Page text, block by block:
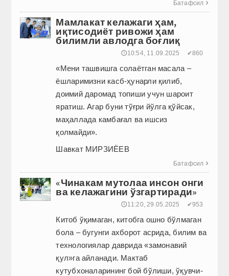
Батафсил 
Мамлакат келажаги ҳам,
иқтисодиёт ривожи ҳам
билимли авлодга боғлиқ
🕔10:54, 11.09.2025 ✔860
«Мени ташвишга солаётган масала –
ёшларимизни касб-ҳунарли қилиб,
доимий даромад топиши учун шароит
яратиш. Агар буни тўғри йўлга қўйсак,
маҳаллада камбағал ва ишсиз
қолмайди».
Шавкат МИРЗИЁЕВ
Батафсил 
«Чинакам мутолаа инсон онги
ва келажагини ўзгартиради»
🕔11:20, 29.05.2025 ✔953
Китоб ўқимаган, китоб­га ошно бўлмаган
бола – бугунги ахборот асрида, билим ва
технологиялар даврида «замонавий
қул»га айланади. Мактаб
кутубхоналарининг бой бўлиши, ўқувчи-